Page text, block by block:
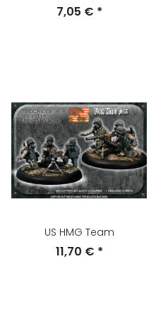
7,05 € *
US HMG Team
11,70 € *